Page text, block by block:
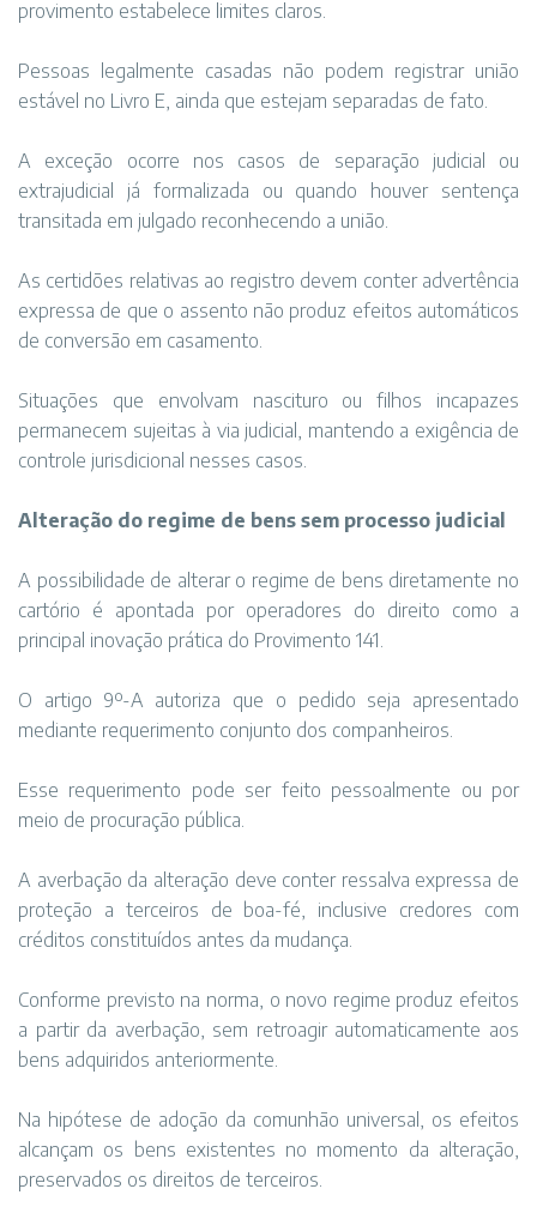
provimento estabelece limites claros.
Pessoas legalmente casadas não podem registrar união
estável no Livro E, ainda que estejam separadas de fato.
A exceção ocorre nos casos de separação judicial ou
extrajudicial já formalizada ou quando houver sentença
transitada em julgado reconhecendo a união.
As certidões relativas ao registro devem conter advertência
expressa de que o assento não produz efeitos automáticos
de conversão em casamento.
Situações que envolvam nascituro ou filhos incapazes
permanecem sujeitas à via judicial, mantendo a exigência de
controle jurisdicional nesses casos.
Alteração do regime de bens sem processo judicial
A possibilidade de alterar o regime de bens diretamente no
cartório é apontada por operadores do direito como a
principal inovação prática do Provimento 141.
O artigo 9º-A autoriza que o pedido seja apresentado
mediante requerimento conjunto dos companheiros.
Esse requerimento pode ser feito pessoalmente ou por
meio de procuração pública.
A averbação da alteração deve conter ressalva expressa de
proteção a terceiros de boa-fé, inclusive credores com
créditos constituídos antes da mudança.
Conforme previsto na norma, o novo regime produz efeitos
a partir da averbação, sem retroagir automaticamente aos
bens adquiridos anteriormente.
Na hipótese de adoção da comunhão universal, os efeitos
alcançam os bens existentes no momento da alteração,
preservados os direitos de terceiros.